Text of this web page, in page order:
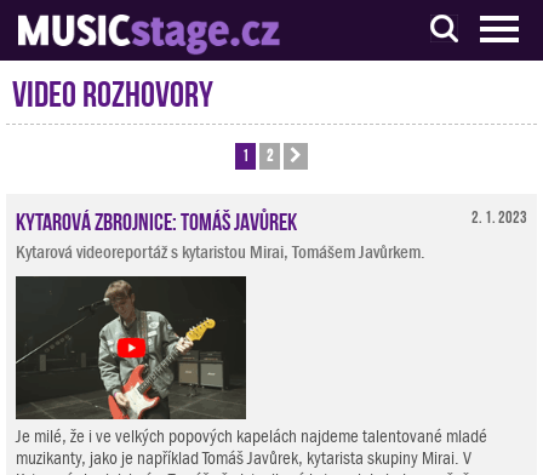
S muzikanty pro muzikanty
Video rozhovory
1 2
2. 1. 2023
Kytarová zbrojnice: Tomáš Javůrek
Kytarová videoreportáž s kytaristou Mirai, Tomášem Javůrkem.
Je milé, že i ve velkých popových kapelách najdeme talentované mladé
muzikanty, jako je například Tomáš Javůrek, kytarista skupiny Mirai. V